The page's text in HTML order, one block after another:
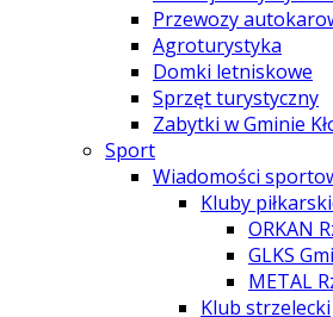
Przewozy
Agroturystyka
Domki letniskowe
Sprzęt turystyczny
Zabytki w Gminie
Sport
Wiadomości
Kluby
ORKAN
GLKS
METAL
Klub strzelecki